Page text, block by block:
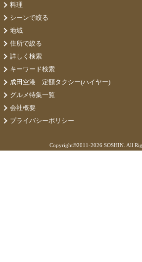
料理
シーンで絞る
地域
住所で絞る
詳しく検索
キーワード検索
成田空港 定額タクシー(ハイヤー)
グルメ特集一覧
会社概要
プライバシーポリシー
Copyright©2011-2026 SOSHIN. All